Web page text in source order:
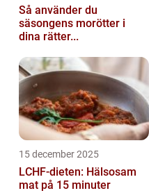
Så använder du
säsongens morötter i
dina rätter...
15 december 2025
LCHF-dieten: Hälsosam
mat på 15 minuter